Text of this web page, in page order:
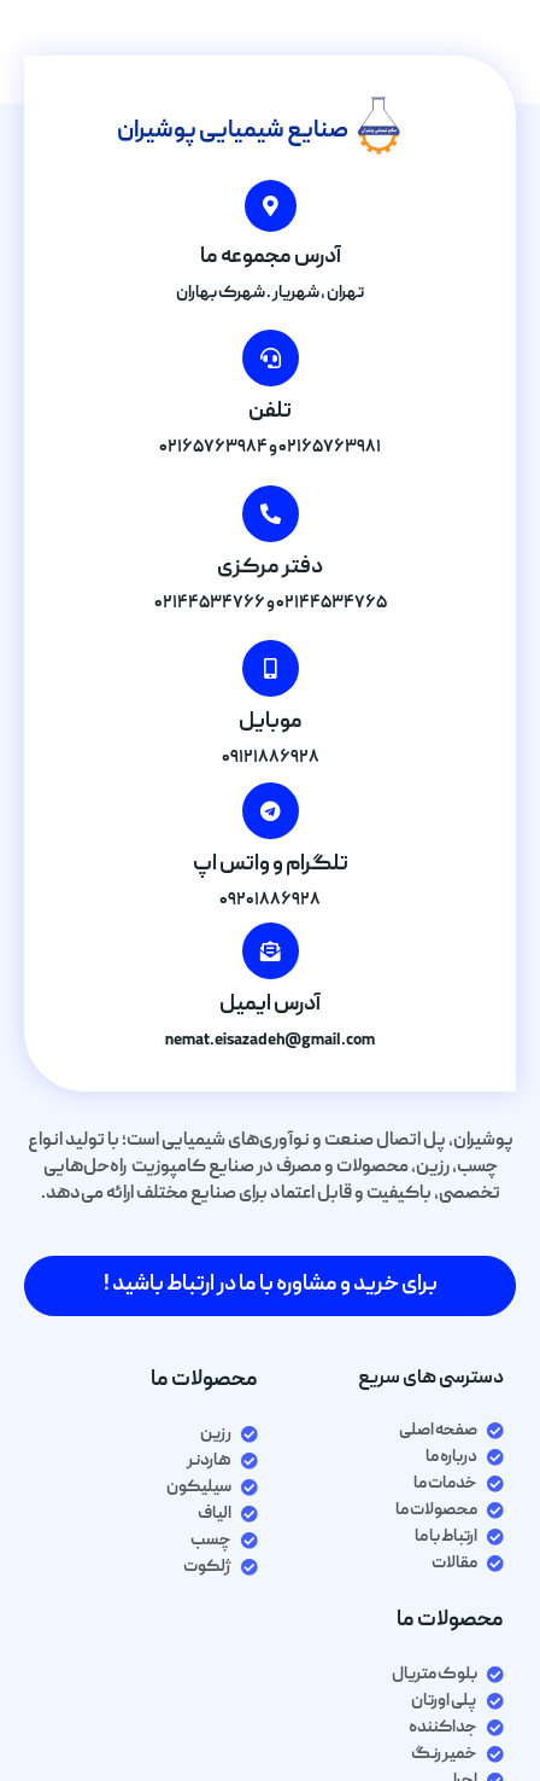
صنایع شیمیایی پوشیران
آدرس مجموعه ما
تهران , شهریار . شهرک بهاران
تلفن
۰۲۱۶۵۷۶۳۹۸۱ و ۰۲۱۶۵۷۶۳۹۸۴
دفتر مرکزی
۰۲۱۴۴۵۳۴۷۶۵ و ۰۲۱۴۴۵۳۴۷۶۶
موبایل
۰۹۱۲۱۸۸۶۹۲۸
تلگرام و واتس اپ
۰۹۲۰۱۸۸۶۹۲۸
آدرس ایمیل
nemat.eisazadeh@gmail.com
پوشیران، پل اتصال صنعت و نوآوری‌های شیمیایی است؛ با تولید انواع
چسب، رزین، محصولات و مصرف در صنایع کامپوزیت راه‌حل‌هایی
تخصصی، باکیفیت و قابل اعتماد برای صنایع مختلف ارائه می‌دهد.
برای خرید و مشاوره با ما در ارتباط باشید !
دسترسی های سریع
صفحه اصلی
درباره ما
خدمات ما
محصولات ما
ارتباط با ما
مقالات
محصولات ما
رزین
هاردنر
سیلیکون
الیاف
چسب
ژلکوت
محصولات ما
بلوک متریال
پلی اورتان
جداکننده
خمیر رنگ